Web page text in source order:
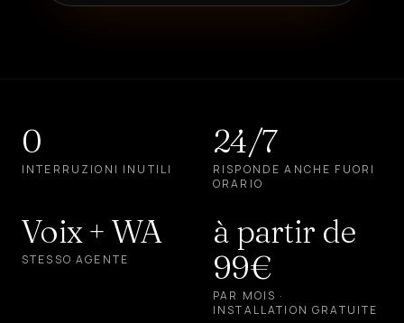
CRÉER
AGENT
0
INTERRUZIONI INUTILI
24/7
RISPONDE ANCHE FUORI
ORARIO
Voix + WA
STESSO AGENTE
à partir de
99€
PAR MOIS ·
INSTALLATION GRATUITE